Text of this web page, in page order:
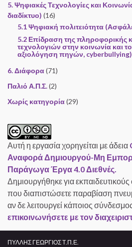
5. Ψηφιακές Τεχνολογίες και
διαδίκτυο) (16)
5.1 Ψηφιακή πολιτειότητα
5.2 Επίδραση της πληροφορικής
τεχνολογιών στην κοινωνία και
αξιολόγηση πηγών,
6. Διάφορα(71)
Παλιό Α.Π.Σ.(2)
Χωρίς κατηγορία(29)
Αυτή η εργασία χορηγείται με άδεια
Αναφορά Δημιουργού-Μη
Παράγωγα Έργα 4.0 Διεθνές.
Δημιουργήθηκε για
που διαπιστώσετε παραβίαση
αν δε λειτουργεί κάποιος
επικοινωνήσετε με τον
ΠΥΛΛΗΣ ΓΕΩΡΓΙΟΣ Τ.Π.Ε.